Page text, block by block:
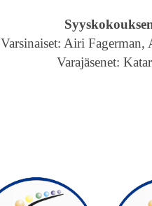
Varsinaiset: Airi
Varajäsenet: